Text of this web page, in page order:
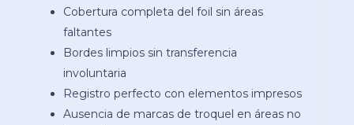
Cobertura completa del foil sin áreas
faltantes
Bordes limpios sin transferencia
involuntaria
Registro perfecto con elementos impresos
Ausencia de marcas de troquel en áreas no